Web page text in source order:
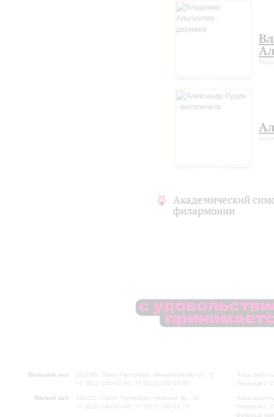
Академический
филармонии
Большой зал:
191186, Санкт-Петербург, Михайловская ул., 2
+7 (812) 240-01-00, +7 (812) 240-01-80
Малый зал:
191011, Санкт-Петербург, Невский пр., 30
+7 (812) 240-01-00, +7 (812) 240-01-70
Часы
Перерыв с
Часы
Перерыв с
Вопросы